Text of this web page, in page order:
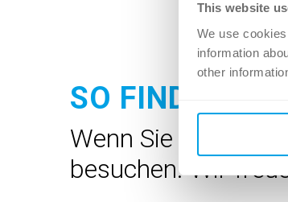
This website
We use
information
other
SO FINDEN SIE
Wenn Sie uns
besuchen. Wir